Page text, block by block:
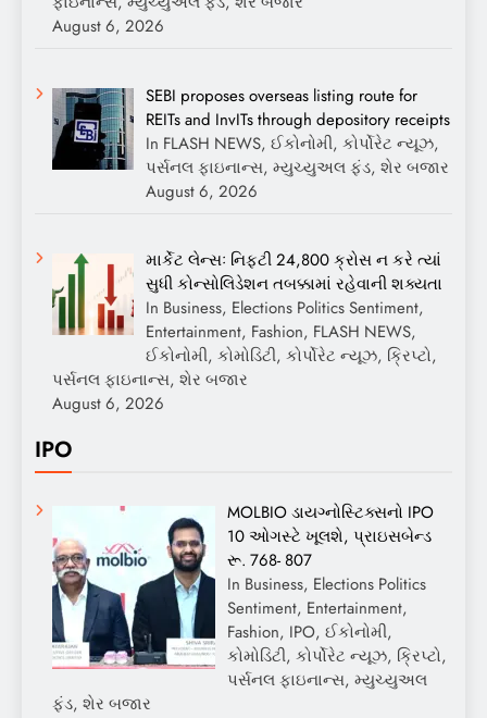
August 6, 2026
SEBI proposes overseas listing route for
REITs and InvITs through depository receipts
In FLASH NEWS, ઈકોનોમી, કોર્પોરેટ ન્યૂઝ,
પર્સનલ ફાઇનાન્સ, મ્યુચ્યુઅલ ફંડ, શેર બજાર
August 6, 2026
માર્કેટ લેન્સઃ નિફ્ટી 24,800 ક્રોસ ન કરે ત્યાં
સુધી કોન્સોલિડેશન તબક્કામાં રહેવાની શક્યતા
In Business, Elections Politics Sentiment,
Entertainment, Fashion, FLASH NEWS,
ઈકોનોમી, કોમોડિટી, કોર્પોરેટ ન્યૂઝ, ક્રિપ્ટો,
પર્સનલ ફાઇનાન્સ, શેર બજાર
August 6, 2026
IPO
MOLBIO ડાયગ્નોસ્ટિક્સનો IPO
10 ઓગસ્ટે ખૂલશે, પ્રાઇસબેન્ડ
રૂ. 768- 807
In Business, Elections Politics
Sentiment, Entertainment,
Fashion, IPO, ઈકોનોમી,
કોમોડિટી, કોર્પોરેટ ન્યૂઝ, ક્રિપ્ટો,
પર્સનલ ફાઇનાન્સ, મ્યુચ્યુઅલ
ફંડ, શેર બજાર